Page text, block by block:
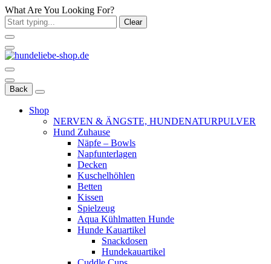
What Are You Looking For?
Clear
Back
Shop
NERVEN & ÄNGSTE, HUNDENATURPULVER
Hund Zuhause
Näpfe – Bowls
Napfunterlagen
Decken
Kuschelhöhlen
Betten
Kissen
Spielzeug
Aqua Kühlmatten Hunde
Hunde Kauartikel
Snackdosen
Hundekauartikel